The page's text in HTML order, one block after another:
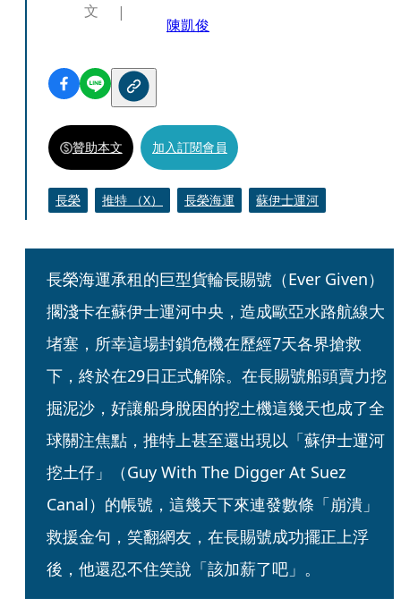
文
陳凱俊
贊助本文 加入訂閱會員
長榮 推特 （X） 長榮海運 蘇伊士運河
長榮海運承租的巨型貨輪長賜號（Ever Given）
擱淺卡在蘇伊士運河中央，造成歐亞水路航線大
堵塞，所幸這場封鎖危機在歷經7天各界搶救
下，終於在29日正式解除。在長賜號船頭賣力挖
掘泥沙，好讓船身脫困的挖土機這幾天也成了全
球關注焦點，推特上甚至還出現以「蘇伊士運河
挖土仔」（Guy With The Digger At Suez
Canal）的帳號，這幾天下來連發數條「崩潰」
救援金句，笑翻網友，在長賜號成功擺正上浮
後，他還忍不住笑說「該加薪了吧」。